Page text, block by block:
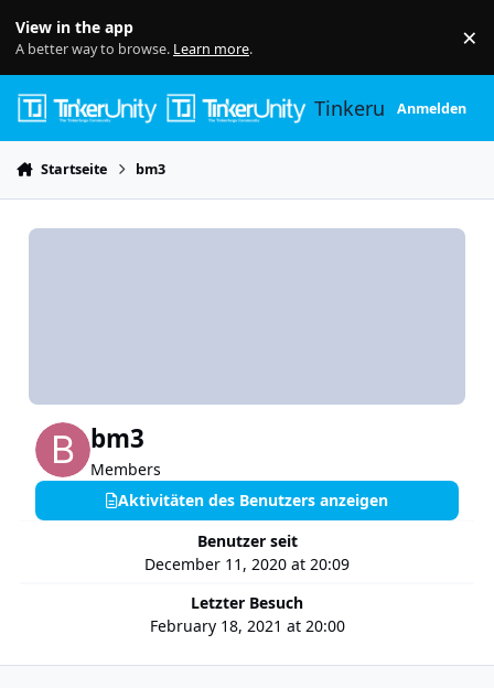
View in the app
A better way to browse. Learn more. ×
TinkerunityAnmelden
Startseite bm3
bm3
Members
Benutzer seit
December 11, 2020 at 20:09
Letzter Besuch
February 18, 2021 at 20:00
Aktivitäten des Benutzers anzeigen